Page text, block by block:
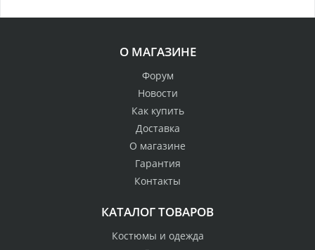
О МАГАЗИНЕ
Форум
Новости
Как купить
Доставка
О магазине
Гарантия
Контакты
КАТАЛОГ ТОВАРОВ
Костюмы и одежда